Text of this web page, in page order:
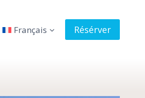
Français Résérver